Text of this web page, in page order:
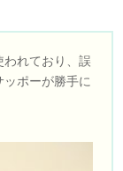
れており、誤
ポーが勝手に